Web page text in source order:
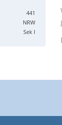
441
NRW
Sek I